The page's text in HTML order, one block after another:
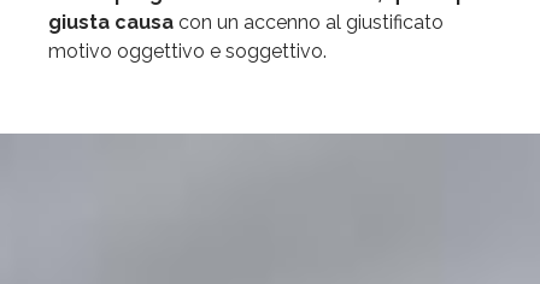
giusta causa con un accenno al giustificato
motivo oggettivo e soggettivo.